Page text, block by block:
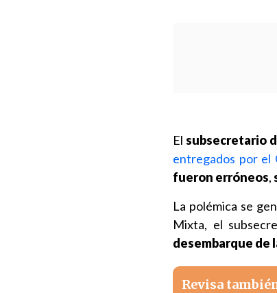
El subsecretario
entregados por el
fueron erróneos,
La polémica se
Mixta, el
desembarque de
Revisa